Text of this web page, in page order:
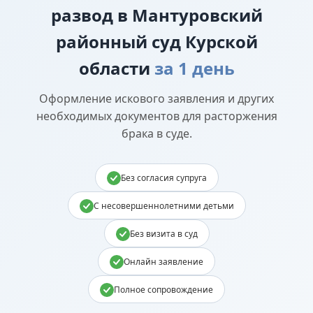
развод в Мантуровский
районный суд Курской
области за 1 день
Оформление искового заявления и других
необходимых документов для расторжения
брака в суде.
Без согласия супруга
С несовершеннолетними детьми
Без визита в суд
Онлайн заявление
Полное сопровождение